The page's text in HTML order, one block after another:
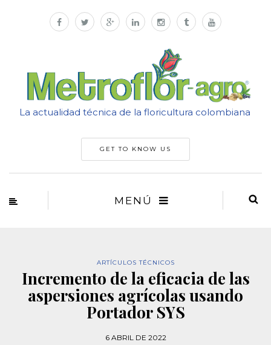
La actualidad técnica de la floricultura colombiana
GET TO KNOW US
MENÚ
ARTÍCULOS TÉCNICOS
Incremento de la eficacia de las
aspersiones agrícolas usando
Portador SYS
6 ABRIL DE 2022